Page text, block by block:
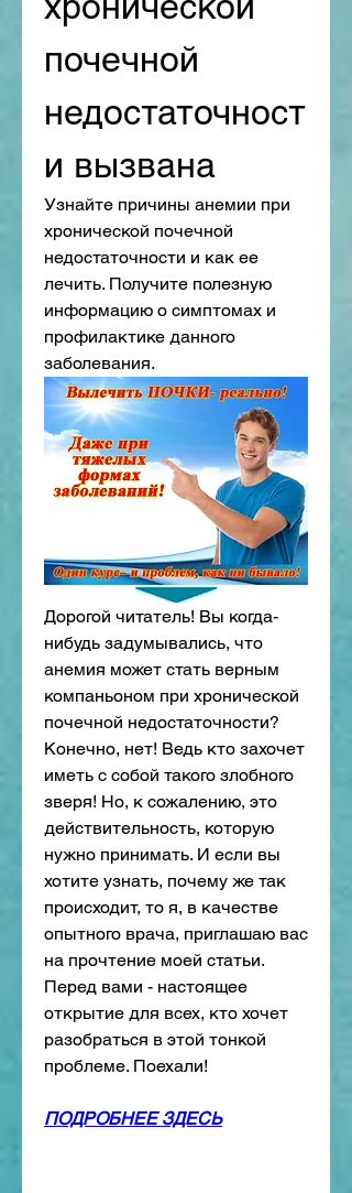
почечной
недостаточност
и вызвана
Узнайте причины анемии при
хронической почечной
недостаточности и как ее
лечить. Получите полезную
информацию о симптомах и
профилактике данного
заболевания.
Дорогой читатель! Вы когда-
нибудь задумывались, что
анемия может стать верным
компаньоном при хронической
почечной недостаточности?
Конечно, нет! Ведь кто захочет
иметь с собой такого злобного
зверя! Но, к сожалению, это
действительность, которую
нужно принимать. И если вы
хотите узнать, почему же так
происходит, то я, в качестве
опытного врача, приглашаю вас
на прочтение моей статьи.
Перед вами - настоящее
открытие для всех, кто хочет
разобраться в этой тонкой
проблеме. Поехали!
ПОДРОБНЕЕ ЗДЕСЬ